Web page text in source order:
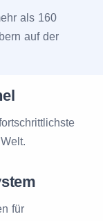
als 160
auf der
für